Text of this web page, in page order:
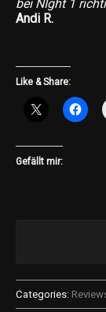
bei NIght 1
Andi R.
Like & Share:
Gefällt mir:
Categories: